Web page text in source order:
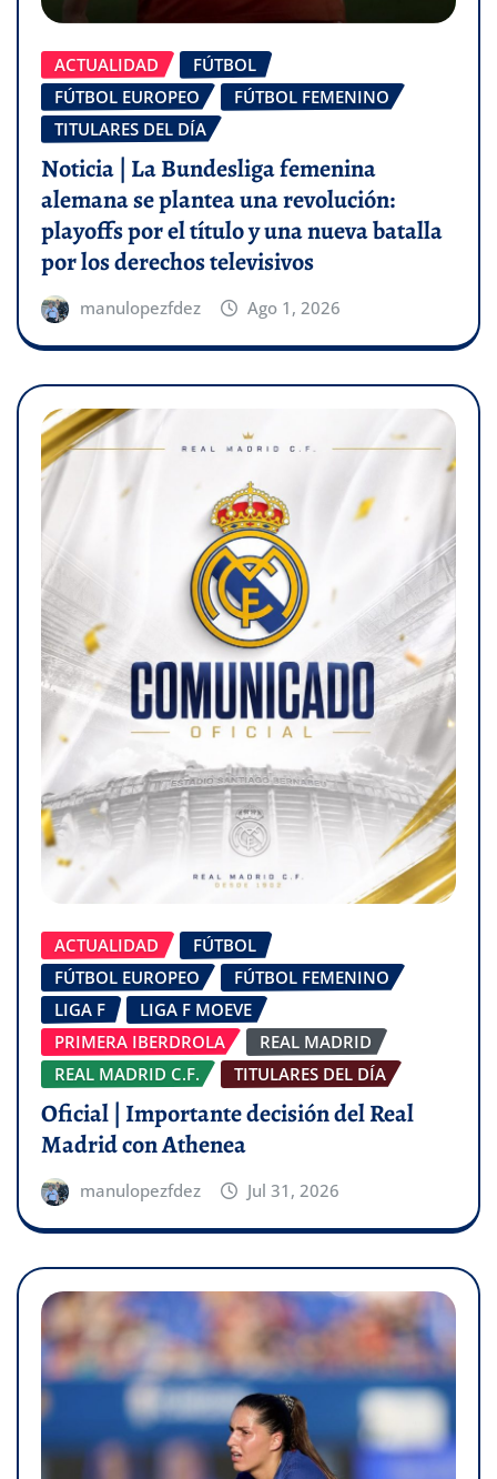
ACTUALIDAD
FÚTBOL
FÚTBOL EUROPEO
FÚTBOL FEMENINO
TITULARES DEL DÍA
Noticia | La Bundesliga femenina
alemana se plantea una revolución:
playoffs por el título y una nueva batalla
por los derechos televisivos
manulopezfdez Ago 1, 2026
ACTUALIDAD
FÚTBOL
FÚTBOL EUROPEO
FÚTBOL FEMENINO
LIGA F
LIGA F MOEVE
PRIMERA IBERDROLA
REAL MADRID
REAL MADRID C.F.
TITULARES DEL DÍA
Oficial | Importante decisión del Real
Madrid con Athenea
manulopezfdez Jul 31, 2026